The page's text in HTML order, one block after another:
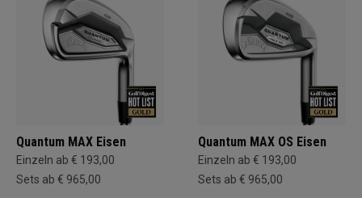
Quantum MAX Eisen
Einzeln ab € 193,00
Sets ab € 965,00
Quantum MAX OS Eisen
Einzeln ab € 193,00
Sets ab € 965,00